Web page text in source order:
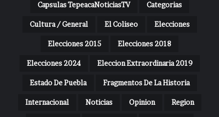
Capsulas TepeacaNoticiasTV Categorias
Cultura / General El Coliseo Elecciones
Elecciones 2015 Elecciones 2018
Elecciones 2024 Eleccion Extraordinaria 2019
Estado De Puebla Fragmentos De La Historia
Internacional Noticias Opinion Region